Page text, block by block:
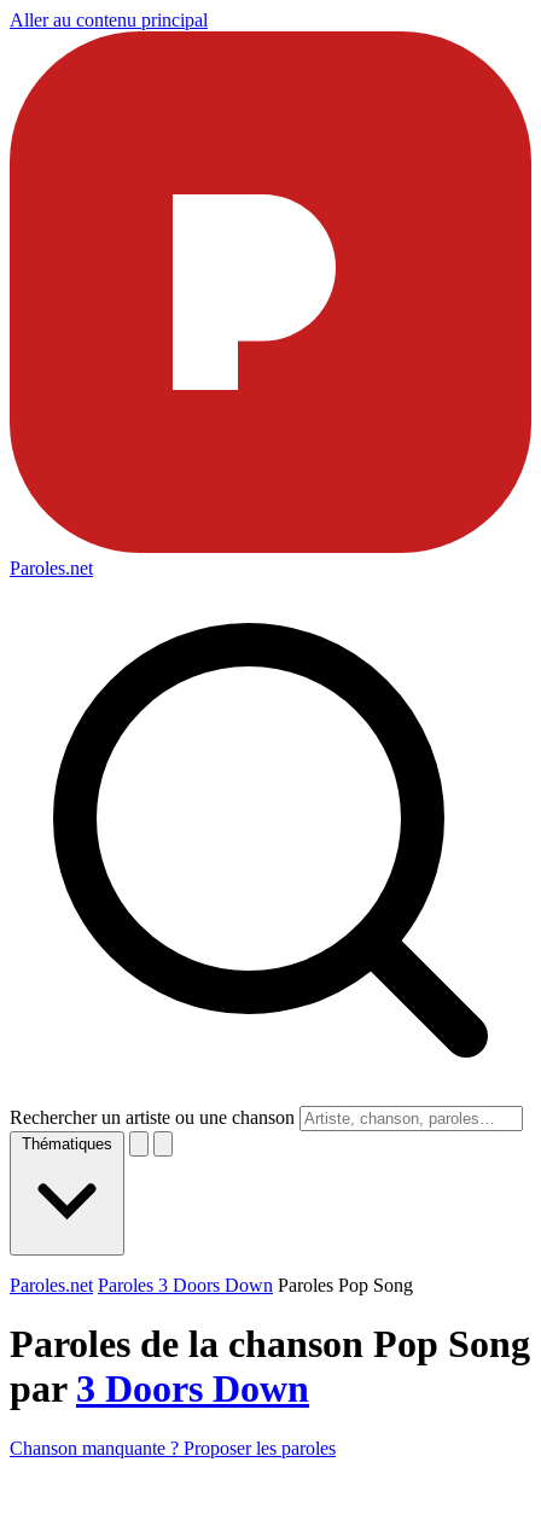
Aller au contenu principal
Paroles.net
Rechercher un artiste ou une chanson
Thématiques
Paroles.net Paroles 3 Doors Down Paroles Pop Song
Paroles de la chanson Pop Song
par 3 Doors Down
Chanson manquante ? Proposer les paroles